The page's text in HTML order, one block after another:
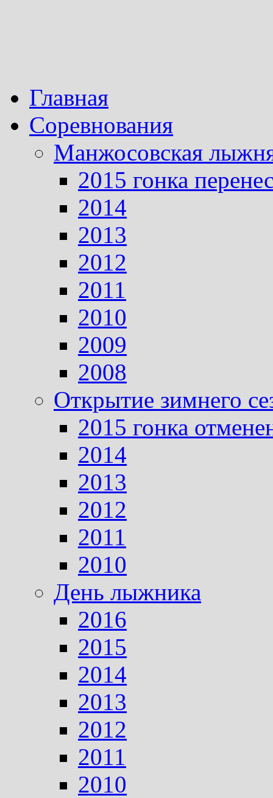
Главная
Соревнования
Манжосовская
2015 гонка
2014
2013
2012
2011
2010
2009
2008
Открытие зимнего
2015 гонка
2014
2013
2012
2011
2010
День лыжника
2016
2015
2014
2013
2012
2011
2010